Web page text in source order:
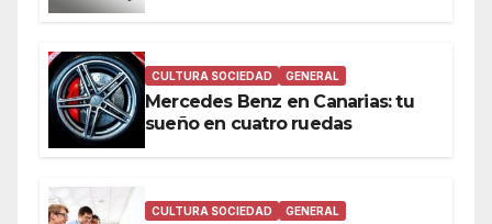
CULTURA SOCIEDAD GENERAL
Mercedes Benz en Canarias: tu
sueño en cuatro ruedas
CULTURA SOCIEDAD GENERAL